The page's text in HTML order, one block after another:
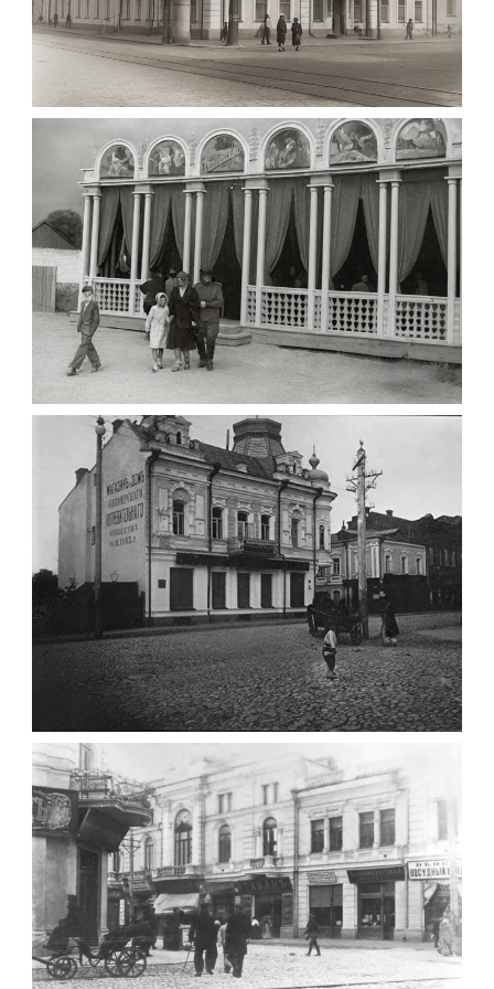
МАРІЇНСЬКА ЖІНОЧА ГІМНАЗІЯ ЖИТОМИР
1903
Фото Житомира період
до 1917 року
Leave a comment
ПАВІЛЬЙОН МОРОЗИВА ЖИТОМИР 1947
Фото Житомир (1945-
1960)
Leave a comment
ФОТО ЖИТОМИРА 1905 ВУЛ.
МИХАЙЛІВСЬКА-СКОРУЛЬСЬКОГО
Фото Житомира період
до 1917 року
Leave a comment